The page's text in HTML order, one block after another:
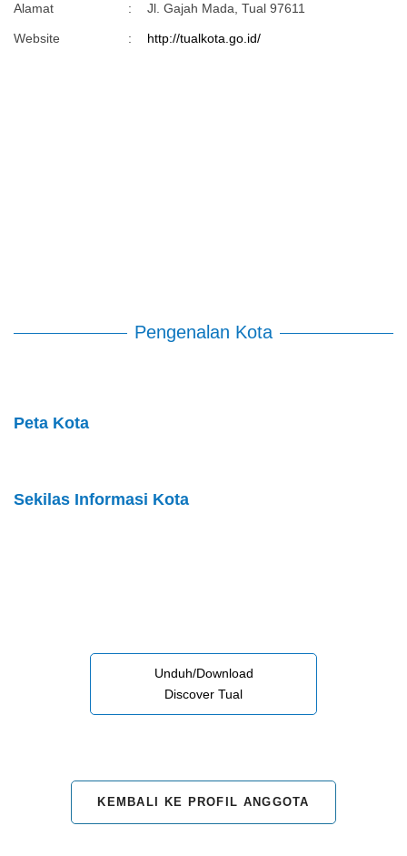
Alamat : Jl. Gajah Mada, Tual 97611
Website : http://tualkota.go.id/
Pengenalan Kota
Peta Kota
Sekilas Informasi Kota
Unduh/Download
Discover Tual
KEMBALI KE PROFIL ANGGOTA